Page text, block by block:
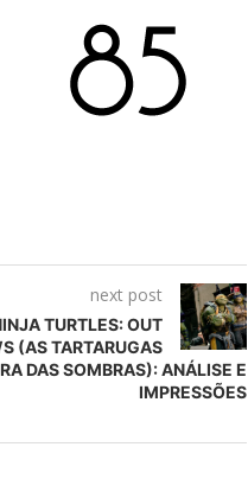
next post
TURTLES: OUT
(AS TARTARUGAS
DAS SOMBRAS): ANÁLISE E
IMPRESSÕES